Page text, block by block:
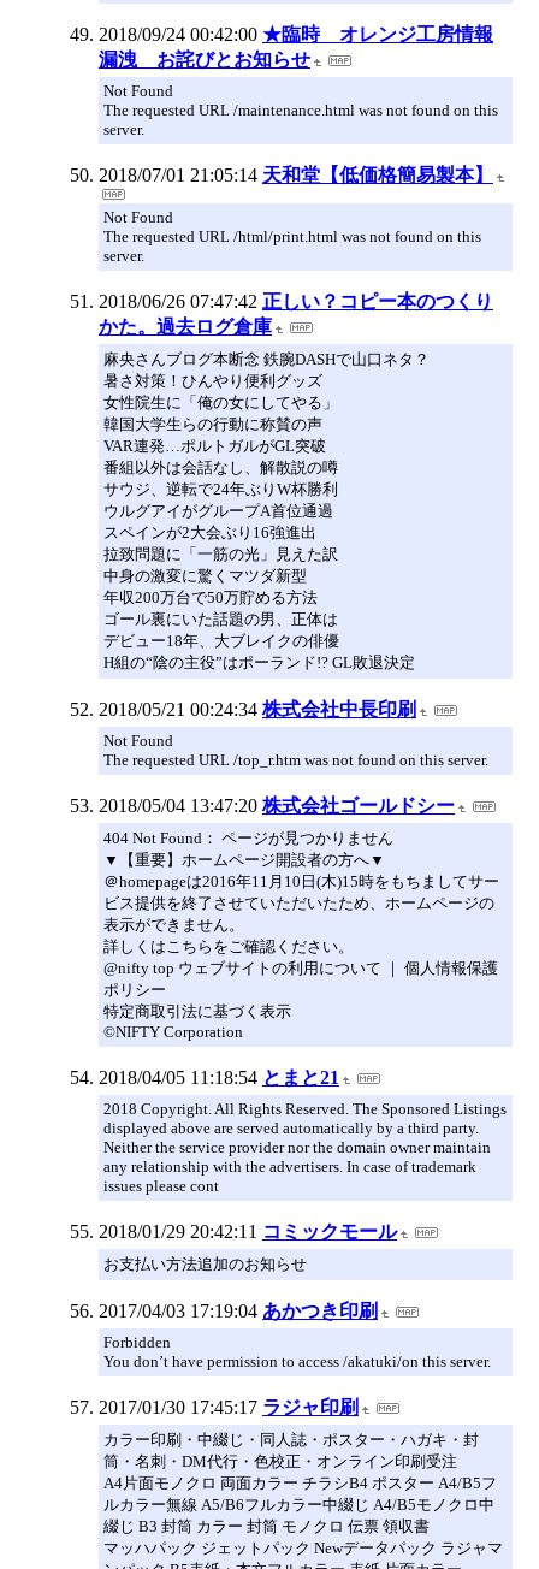
2018/09/24 00:42:00 ★臨時 オレンジ工房情報
漏洩 お詫びとお知らせ
Not Found
The requested URL /maintenance.html was not found on this
server.
2018/07/01 21:05:14 天和堂【低価格簡易製本】
Not Found
The requested URL /html/print.html was not found on this
server.
2018/06/26 07:47:42 正しい？コピー本のつくり
かた。過去ログ倉庫
麻央さんブログ本断念 鉄腕DASHで山口ネタ？
暑さ対策！ひんやり便利グッズ
女性院生に「俺の女にしてやる」
韓国大学生らの行動に称賛の声
VAR連発…ポルトガルがGL突破
番組以外は会話なし、解散説の噂
サウジ、逆転で24年ぶりW杯勝利
ウルグアイがグループA首位通過
スペインが2大会ぶり16強進出
拉致問題に「一筋の光」見えた訳
中身の激変に驚くマツダ新型
年収200万台で50万貯める方法
ゴール裏にいた話題の男、正体は
デビュー18年、大ブレイクの俳優
H組の“陰の主役”はポーランド!? GL敗退決定
2018/05/21 00:24:34 株式会社中長印刷
Not Found
The requested URL /top_r.htm was not found on this server.
2018/05/04 13:47:20 株式会社ゴールドシー
404 Not Found： ページが見つかりません
▼【重要】ホームページ開設者の方へ▼
＠homepageは2016年11月10日(木)15時をもちましてサー
ビス提供を終了させていただいたため、ホームページの
表示ができません。
詳しくはこちらをご確認ください。
@nifty top ウェブサイトの利用について ｜ 個人情報保護
ポリシー
特定商取引法に基づく表示
©NIFTY Corporation
2018/04/05 11:18:54 とまと21
2018 Copyright. All Rights Reserved. The Sponsored Listings
displayed above are served automatically by a third party.
Neither the service provider nor the domain owner maintain
any relationship with the advertisers. In case of trademark
issues please cont
2018/01/29 20:42:11 コミックモール
お支払い方法追加のお知らせ
2017/04/03 17:19:04 あかつき印刷
Forbidden
You don’t have permission to access /akatuki/on this server.
2017/01/30 17:45:17 ラジャ印刷
カラー印刷・中綴じ・同人誌・ポスター・ハガキ・封
筒・名刺・DM代行・色校正・オンライン印刷受注
A4片面モノクロ 両面カラー チラシB4 ポスター A4/B5フ
ルカラー無線 A5/B6フルカラー中綴じ A4/B5モノクロ中
綴じ B3 封筒 カラー 封筒 モノクロ 伝票 領収書
マッハパック ジェットパック Newデータパック ラジャマ